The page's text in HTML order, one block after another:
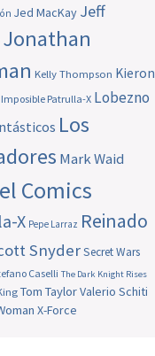
Jed MacKay Jeff
Jonathan
Kelly Thompson Kieron
Imposible Patrulla-X Lobezno
Los
Mark Waid
Comics
X Pepe Larraz Reinado
SnyderSecret Wars
Caselli The Dark Knight Rises
Tom TaylorValerio Schiti
X-Force